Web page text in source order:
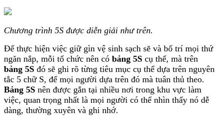
Chương trình 5S được diễn giải như trên.
Để thực hiện việc giữ gìn vệ sinh sạch sẽ và bố trí mọi thứ
ngăn nắp, mỗi tổ chức nên có bảng 5S cụ thể, mà trên
bảng 5S đó sẽ ghi rõ từng tiêu mục cụ thể dựa trên nguyên
tắc 5 chữ S, để mọi người dựa trên đó mà tuân thủ theo.
Bảng 5S nên được gắn tại nhiều nơi trong khu vực làm
việc, quan trọng nhất là mọi người có thể nhìn thấy nó dễ
dàng, thường xuyên và ghi nhớ.